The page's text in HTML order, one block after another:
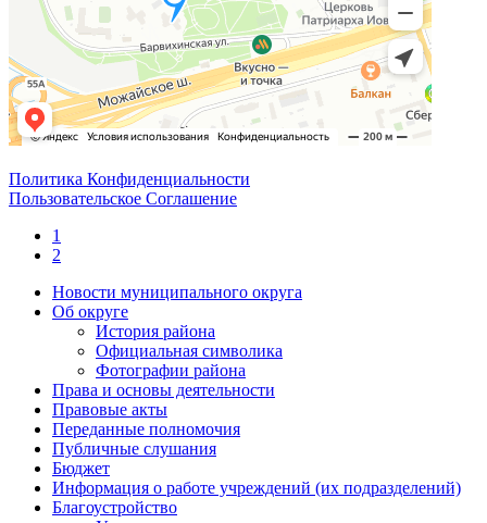
Политика Конфиденциальности
Пользовательское Соглашение
1
2
Новости муниципального округа
Об округе
История района
Официальная символика
Фотографии района
Права и основы деятельности
Правовые акты
Переданные полномочия
Публичные слушания
Бюджет
Информация о работе учреждений (их подразделений)
Благоустройство